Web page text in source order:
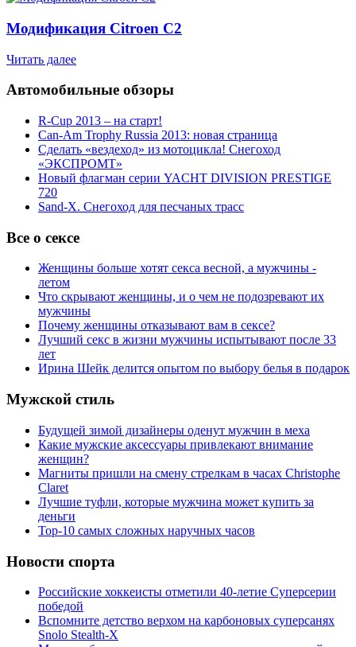
Модификация Citroen С2
Читать далее
Автомобильные обзоры
R-Cup 2013 – на старт!
Can-Am Trophy Russia 2013: новая страница
Сделать «вездеход» из мотоцикла! Снегоход
«ЭКСПРОМТ»
Новый флагман серии YACHT DIVISION PRESTIGE
720
Sand-X. Снегоход для песчаных трасс
Все о сексе
Женщины больше хотят секса весной, а мужчины -
летом
Что скрывают женщины, и о чем не подозревают их
мужчины
Почему женщины отказывают вам в сексе?
Лучший секс в жизни мужчины испытывают после 33
лет
Ирина Шейк делится опытом по выбору белья в подарок
Мужской стиль
Будущей зимой дизайнеры оденут мужчин в меха
Какие мужские аксессуары привлекают внимание
женщин?
Магниты пришли на смену стрелкам в часах Christophe
Claret
Лучшие туфли, которые мужчина может купить за
деньги
Top-10 самых сложных наручных часов
Новости спорта
Российские хоккеисты отметили 40-летие Суперсерии
победой
Вспомните детство верхом на карбоновых суперсанях
Snolo Stealth-X